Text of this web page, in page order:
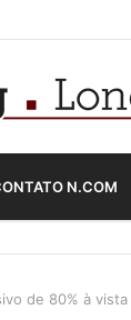
N.COM
de 80% à